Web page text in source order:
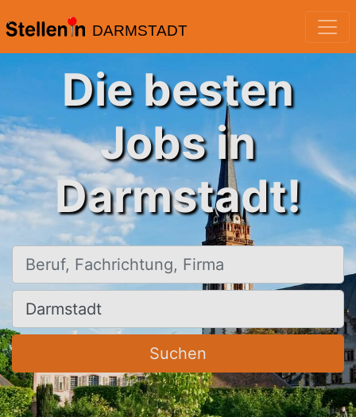
DARMSTADT
Die besten
Jobs in
Darmstadt!
Beruf, Fachrichtung, Firma
Ort, Stadt
Suchen